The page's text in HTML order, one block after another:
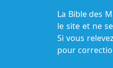
La Bible des
le site et ne
Si vous
pour